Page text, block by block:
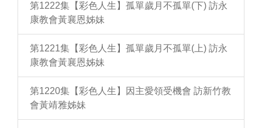
第1222集【彩色人生】孤單歲月不孤單(下) 訪永
康教會黃襄恩姊妹
第1221集【彩色人生】孤單歲月不孤單(上) 訪永
康教會黃襄恩姊妹
第1220集【彩色人生】因主愛領受機會 訪新竹教
會黃靖雅姊妹